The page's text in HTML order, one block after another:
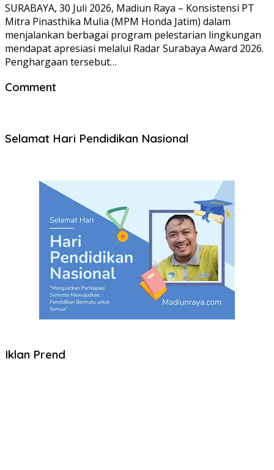
SURABAYA, 30 Juli 2026, Madiun Raya – Konsistensi PT
Mitra Pinasthika Mulia (MPM Honda Jatim) dalam
menjalankan berbagai program pelestarian lingkungan
mendapat apresiasi melalui Radar Surabaya Award 2026.
Penghargaan tersebut…
Comment
Selamat Hari Pendidikan Nasional
Iklan Prend